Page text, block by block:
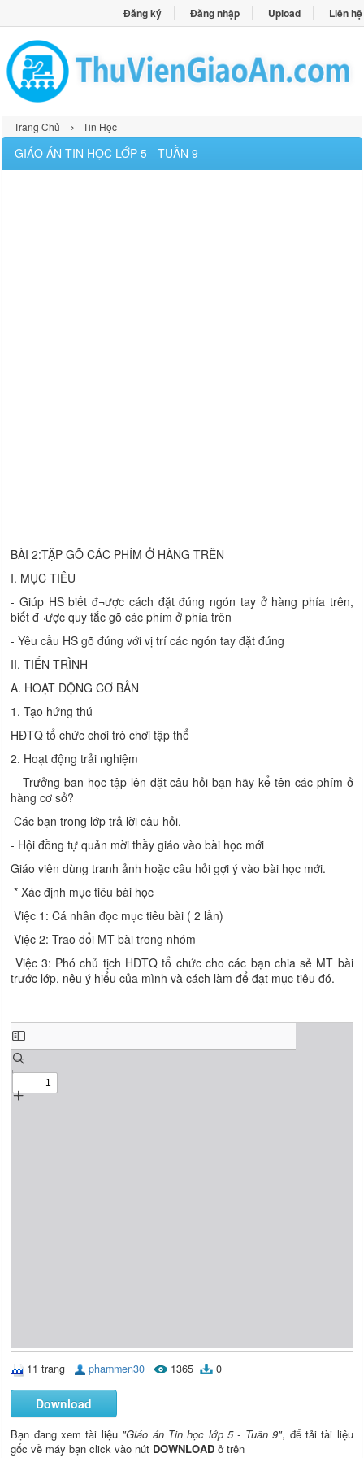
Đăng ký Đăng nhập Upload Liên hệ
Trang Chủ › Tin Học
GIÁO ÁN TIN HỌC LỚP 5 - TUẦN 9
BÀI 2:TẬP GÕ CÁC PHÍM Ở HÀNG TRÊN
I. MỤC TIÊU
- Giúp HS biết đ¬ược cách đặt đúng ngón tay ở hàng phía trên,
biết đ¬ược quy tắc gõ các phím ở phía trên
- Yêu cầu HS gõ đúng với vị trí các ngón tay đặt đúng
II. TIẾN TRÌNH
A. HOẠT ĐỘNG CƠ BẢN
1. Tạo hứng thú
HĐTQ tổ chức chơi trò chơi tập thể
2. Hoạt động trải nghiệm
- Trưởng ban học tập lên đặt câu hỏi bạn hãy kể tên các phím ở
hàng cơ sở?
Các bạn trong lớp trả lời câu hỏi.
- Hội đồng tự quản mời thầy giáo vào bài học mới
Giáo viên dùng tranh ảnh hoặc câu hỏi gợi ý vào bài học mới.
* Xác định mục tiêu bài học
Việc 1: Cá nhân đọc mục tiêu bài ( 2 lần)
Việc 2: Trao đổi MT bài trong nhóm
Việc 3: Phó chủ tịch HĐTQ tổ chức cho các bạn chia sẻ MT bài
trước lớp, nêu ý hiểu của mình và cách làm để đạt mục tiêu đó.
11 trang phammen30 1365 0
Download
Bạn đang xem tài liệu "Giáo án Tin học lớp 5 - Tuần 9", để tải tài liệu
gốc về máy bạn click vào nút DOWNLOAD ở trên